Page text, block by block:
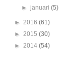
►januari(5)
► 2016 (61)
► 2015 (30)
► 2014 (54)